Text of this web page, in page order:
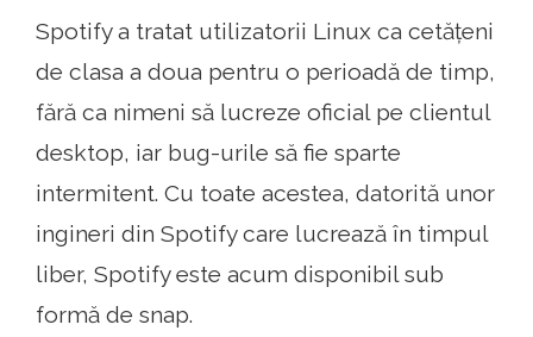
Spotify a tratat utilizatorii Linux ca cetățeni
de clasa a doua pentru o perioadă de timp,
fără ca nimeni să lucreze oficial pe clientul
desktop, iar bug-urile să fie sparte
intermitent. Cu toate acestea, datorită unor
ingineri din Spotify care lucrează în timpul
liber, Spotify este acum disponibil sub
formă de snap.